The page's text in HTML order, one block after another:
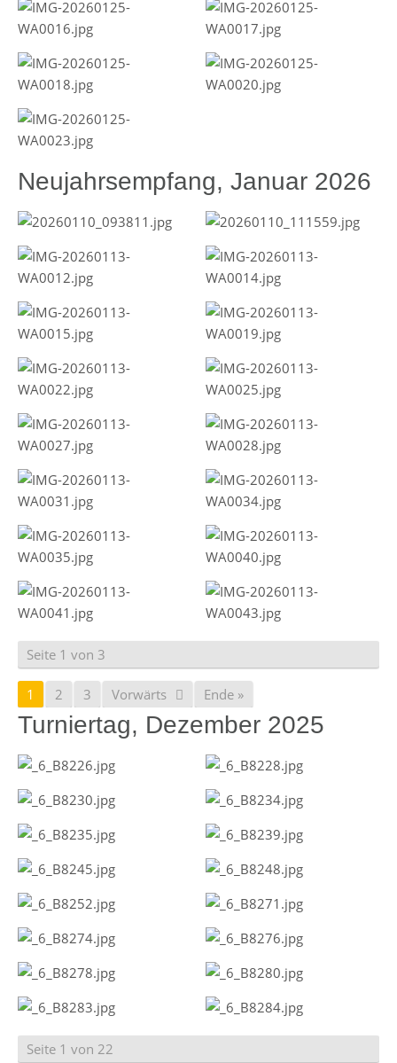
Neujahrsempfang, Januar 2026
Seite 1 von 3
1 2 3 Vorwärts Ende »
Turniertag, Dezember 2025
Seite 1 von 22